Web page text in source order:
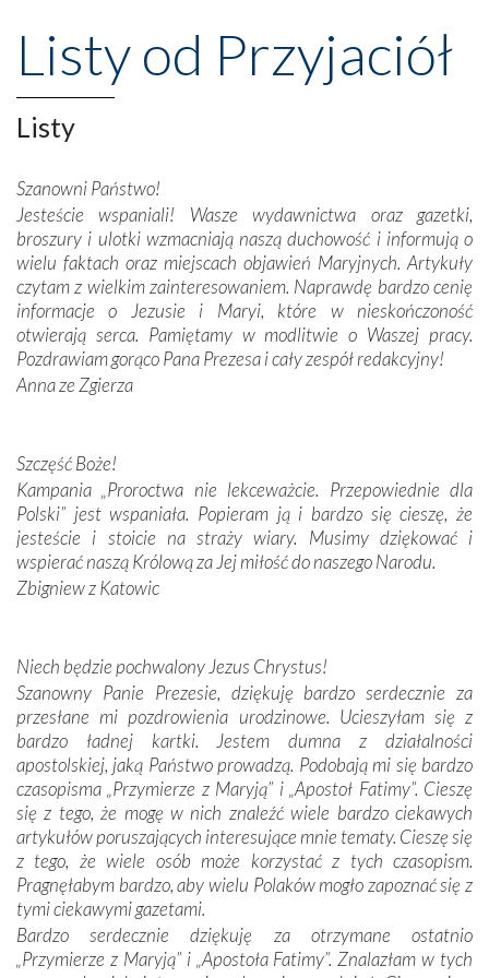
wznoszono na chwałę Bożą, na przykład – w podzięce za
Opatrznościową pomoc w wygranej bitwie o
niepodległość kraju. Zachwyt budziła potężna, a zarazem
misterna architektura tych monumentalnych dzieł,
wspaniałe zdobienia, dbałość ich twórców o detale,
budowniczych.
Podążyliśmy też śladami fatimskich wizjonerów – Łucji
dos Santos oraz świętych Hiacynty i Franciszka Marto.
Modliliśmy się przy ich grobach. Odprawiliśmy Drogę
Krzyżową w ich rodzinnych stronach, odwiedziliśmy
domy, w których żyli.
W miejscu objawień Matki Bożej zapaliliśmy świece
Podczas tej kilkudniowej wyprawy na każdym kroku
spotykaliśmy się z serdeczną otwartością
Portugalczyków. Podziwialiśmy ich ludową sztukę i
zwyczaje. Mimo że nasze kraje są od siebie bardzo
oddalone, w żaden sposób nie czuliśmy się obco.
Sprawiła to oczywiście sama Matka Boża, ale też
kulturowa bliskość biorąca swój początek w naszej
mieliśmy okazję przekonać się, że Maryja swoją opieką
otacza nie tylko nasz naród, lecz wszystkie nacje, które
się Jej ufnie oddają, a także każdą osobę, która zawierza
Jej siebie oraz swych bliskich.
Dzieje Portugalii to również historia wierności Bogu i
odstępstw, także w życiu władców. Trudne momenty w
wymiarze tak osobistym, jak i zbiorowym, przypominają o
konieczności ciągłego zabiegania o własną duszę i o łaskę
Opatrzności. Wierność przynosi pomyślność –
przynajmniej w życiu duchowym. Odstępstwo owocuje
nieszczęściem i śmiercią. Te uniwersalne prawdy
przychodziły na myśl, gdy słuchaliśmy opowieści
Listy od Przyjaciół
Listy
Szanowni Państwo!
Jesteście wspaniali! Wasze wydawnictwa oraz gazetki,
broszury i ulotki wzmacniają naszą duchowość i informują o
wielu faktach oraz miejscach objawień Maryjnych. Artykuły
czytam z wielkim zainteresowaniem. Naprawdę bardzo cenię
informacje o Jezusie i Maryi, które w nieskończoność
otwierają serca. Pamiętamy w modlitwie o Waszej pracy.
Pozdrawiam gorąco Pana Prezesa i cały zespół redakcyjny!
Anna ze Zgierza
Szczęść Boże!
Kampania „Proroctwa nie lekceważcie. Przepowiednie dla
Polski” jest wspaniała. Popieram ją i bardzo się cieszę, że
jesteście i stoicie na straży wiary. Musimy dziękować i
wspierać naszą Królową za Jej miłość do naszego Narodu.
Zbigniew z Katowic
Niech będzie pochwalony Jezus Chrystus!
Szanowny Panie Prezesie, dziękuję bardzo serdecznie za
przesłane mi pozdrowienia urodzinowe. Ucieszyłam się z
bardzo ładnej kartki. Jestem dumna z działalności
apostolskiej, jaką Państwo prowadzą. Podobają mi się bardzo
czasopisma „Przymierze z Maryją” i „Apostoł Fatimy”. Cieszę
się z tego, że mogę w nich znaleźć wiele bardzo ciekawych
artykułów poruszających interesujące mnie tematy. Cieszę się
z tego, że wiele osób może korzystać z tych czasopism.
Pragnęłabym bardzo, aby wielu Polaków mogło zapoznać się z
tymi ciekawymi gazetami.
Bardzo serdecznie dziękuję za otrzymane ostatnio
„Przymierze z Maryją” i „Apostoła Fatimy”. Znalazłam w tych